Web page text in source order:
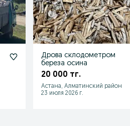
Дрова склодометром
береза осина
20 000 тг.
Астана, Алматинский район
23 июля 2026 г.